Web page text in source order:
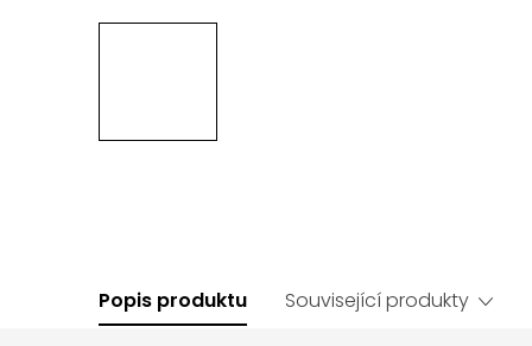
Popis produktu Související produkty